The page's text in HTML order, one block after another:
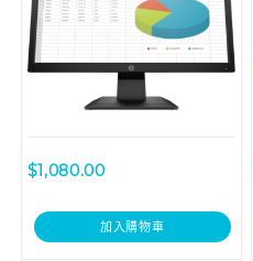
$1,080.00
加入購物車